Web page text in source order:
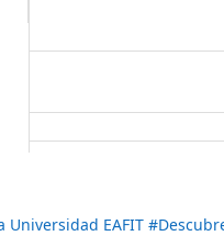
Universidad EAFIT